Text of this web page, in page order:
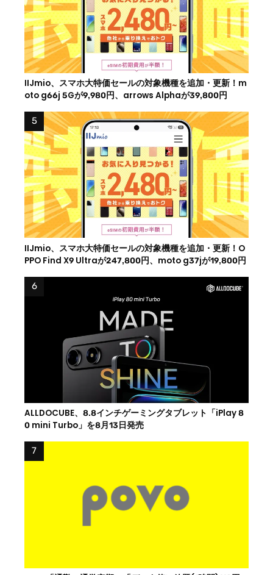
IIJmio、スマホ大特価セールの対象機種を追加・更新！m
oto g66j 5Gが9,980円、arrows Alphaが39,800円
IIJmio、スマホ大特価セールの対象機種を追加・更新！O
PPO Find X9 Ultraが247,800円、moto g37jが19,800円
ALLDOCUBE、8.8インチゲーミングタブレット「iPlay 8
0 mini Turbo」を8月13日発売